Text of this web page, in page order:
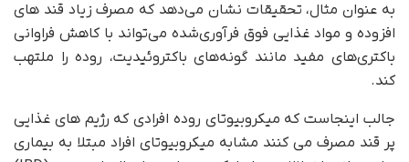
به عنوان مثال، تحقیقات نشان می‌دهد که مصرف زیاد قند های
افزوده و مواد غذایی فوق فرآوری‌شده می‌تواند با کاهش فراوانی
باکتری‌های مفید مانند گونه‌های باکتروئیدیت، روده را ملتهب
کند.
جالب اینجاست که میکروبیوتای روده افرادی که رژیم های غذایی
پر قند مصرف می کنند مشابه میکروبیوتای افراد مبتلا به بیماری